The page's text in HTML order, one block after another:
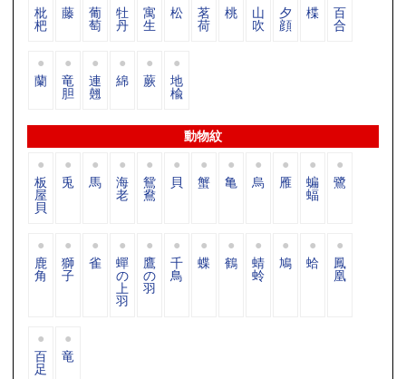
枇
杷
藤 葡
萄
牡
丹
寓
生
松 茗
荷
桃 山
吹
夕
顔
楪 百
合
蘭 竜
胆
連
翹
綿 蕨 地
楡
動物紋
板
屋
貝
兎 馬 海
老
鴛
鴦
貝 蟹 亀 烏 雁 蝙
蝠
鷺
鹿
角
獅
子
雀 蟬
の
上
羽
鷹
の
羽
千
鳥
蝶 鶴 蜻
蛉
鳩 蛤 鳳
凰
百
足
竜